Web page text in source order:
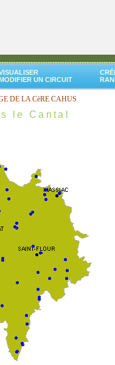
UN CIRCUIT
DE LA CèRE CAHUS
le Cantal